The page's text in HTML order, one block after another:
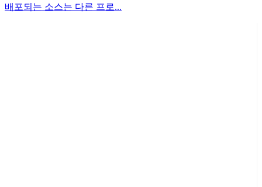
배포되는 소스는 다른 프로...